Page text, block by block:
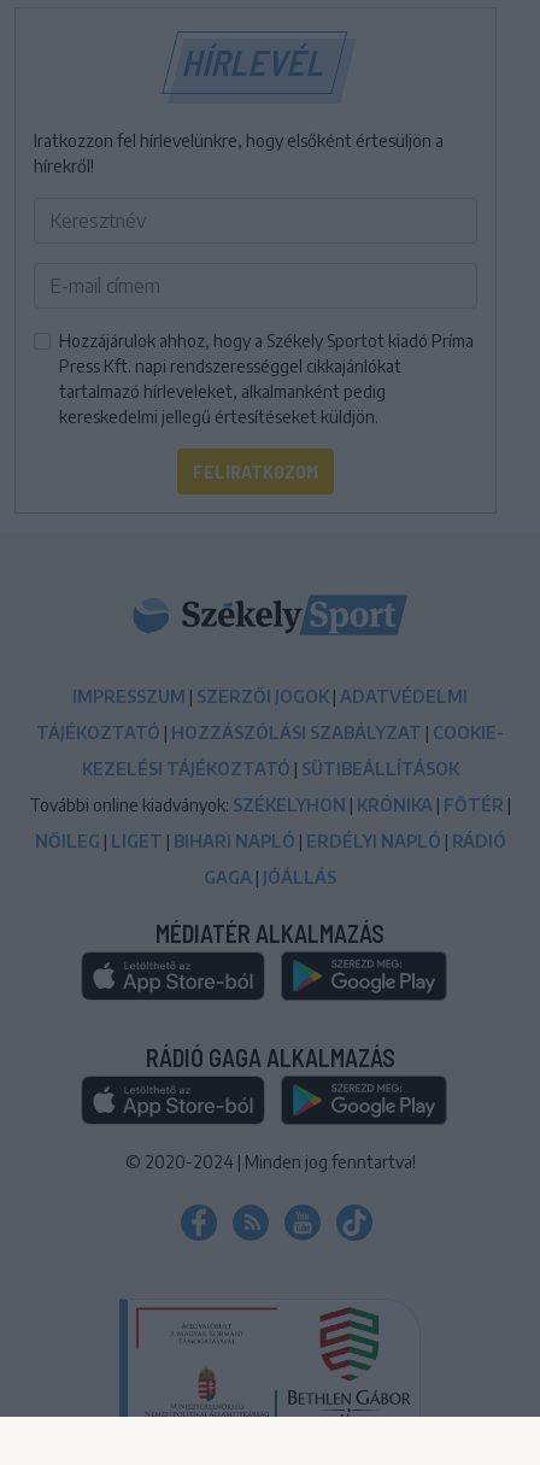
HÍRLEVÉL
Iratkozzon fel hírlevelünkre, hogy elsőként értesüljön a
hírekről!
Hozzájárulok ahhoz, hogy a Székely Sportot kiadó Príma
Press Kft. napi rendszerességgel cikkajánlókat
tartalmazó hírleveleket, alkalmanként pedig
kereskedelmi jellegű értesítéseket küldjön.
FELIRATKOZOM
IMPRESSZUM | SZERZŐI JOGOK | ADATVÉDELMI
TÁJÉKOZTATÓ | HOZZÁSZÓLÁSI SZABÁLYZAT | COOKIE-
KEZELÉSI TÁJÉKOZTATÓ | SÜTIBEÁLLÍTÁSOK
További online kiadványok: SZÉKELYHON | KRÓNIKA | FŐTÉR |
NŐILEG | LIGET | BIHARI NAPLÓ | ERDÉLYI NAPLÓ | RÁDIÓ
GAGA | JÓÁLLÁS
MÉDIATÉR ALKALMAZÁS
RÁDIÓ GAGA ALKALMAZÁS
© 2020-2024 | Minden jog fenntartva!